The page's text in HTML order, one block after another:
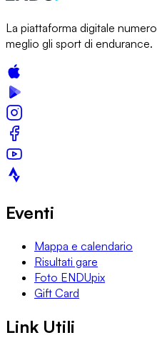
La piattaforma digitale
meglio gli sport di endurance.
Eventi
Mappa e calendario
Risultati gare
Foto ENDUpix
Gift Card
Link Utili